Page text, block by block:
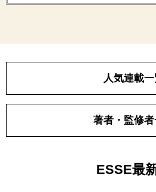
人気連載
著者・監修
ESSE最